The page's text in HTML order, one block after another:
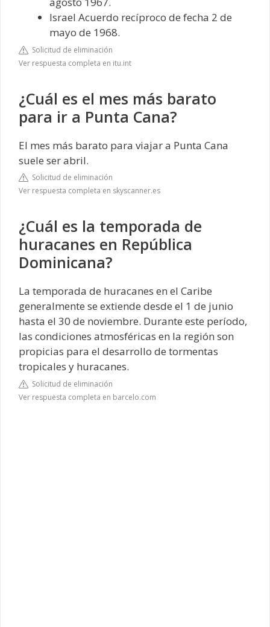
Israel Acuerdo recíproco de fecha 2 de
mayo de 1968.
Solicitud de eliminación
Ver respuesta completa en itu.int
¿Cuál es el mes más barato
para ir a Punta Cana?
El mes más barato para viajar a Punta Cana
suele ser abril.
Solicitud de eliminación
Ver respuesta completa en skyscanner.es
¿Cuál es la temporada de
huracanes en República
Dominicana?
La temporada de huracanes en el Caribe
generalmente se extiende desde el 1 de junio
hasta el 30 de noviembre. Durante este período,
las condiciones atmosféricas en la región son
propicias para el desarrollo de tormentas
tropicales y huracanes.
Solicitud de eliminación
Ver respuesta completa en barcelo.com